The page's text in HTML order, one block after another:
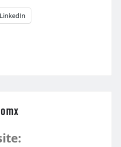
LinkedIn